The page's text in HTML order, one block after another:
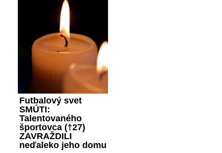
Futbalový svet
SMÚTI:
Talentovaného
športovca (†27)
ZAVRAŽDILI
neďaleko jeho domu